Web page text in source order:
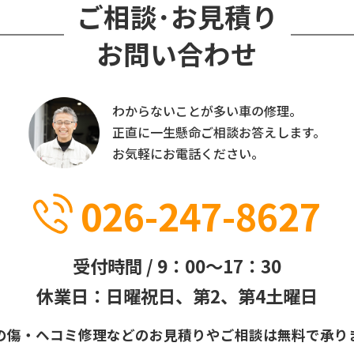
ご相談･お見積り
お問い合わせ
わからないことが多い車の修理。
正直に一生懸命ご相談お答えします。
お気軽にお電話ください。
026-247-8627
受付時間 / 9：00～17：30
休業日：日曜祝日、第2、第4土曜日
傷・ヘコミ修理などのお見積りやご相談は無料で承り